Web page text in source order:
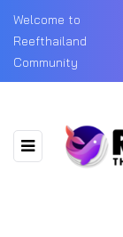
Welcome to
Reefthailand
Community